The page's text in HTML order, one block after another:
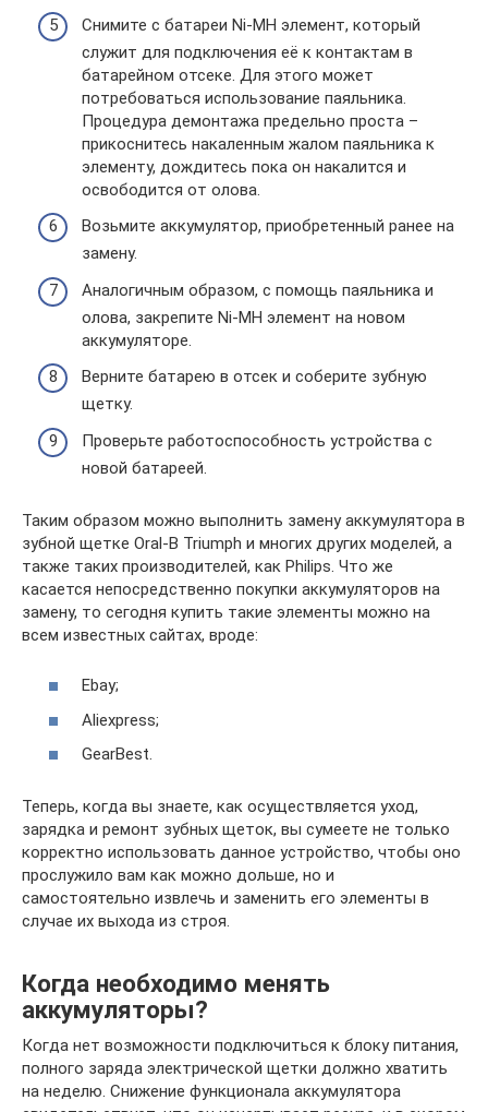
Снимите с батареи Ni-MH элемент, который
служит для подключения её к контактам в
батарейном отсеке. Для этого может
потребоваться использование паяльника.
Процедура демонтажа предельно проста –
прикоснитесь накаленным жалом паяльника к
элементу, дождитесь пока он накалится и
освободится от олова.
Возьмите аккумулятор, приобретенный ранее на
замену.
Аналогичным образом, с помощь паяльника и
олова, закрепите Ni-MH элемент на новом
аккумуляторе.
Верните батарею в отсек и соберите зубную
щетку.
Проверьте работоспособность устройства с
новой батареей.
Таким образом можно выполнить замену аккумулятора в
зубной щетке Oral-B Triumph и многих других моделей, а
также таких производителей, как Philips. Что же
касается непосредственно покупки аккумуляторов на
замену, то сегодня купить такие элементы можно на
всем известных сайтах, вроде:
Ebay;
Aliexpress;
GearBest.
Теперь, когда вы знаете, как осуществляется уход,
зарядка и ремонт зубных щеток, вы сумеете не только
корректно использовать данное устройство, чтобы оно
прослужило вам как можно дольше, но и
самостоятельно извлечь и заменить его элементы в
случае их выхода из строя.
Когда необходимо менять
аккумуляторы?
Когда нет возможности подключиться к блоку питания,
полного заряда электрической щетки должно хватить
на неделю. Снижение функционала аккумулятора